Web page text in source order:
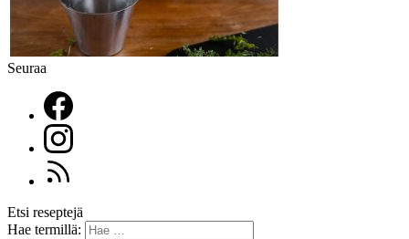
Seuraa
Etsi reseptejä
Hae termillä: